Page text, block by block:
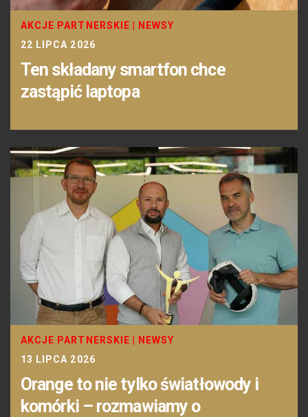
AKCJE PARTNERSKIE
NEWSY
22 LIPCA 2026
Ten składany smartfon chce
zastąpić laptopa
AKCJE PARTNERSKIE
NEWSY
13 LIPCA 2026
Orange to nie tylko światłowody i
komórki – rozmawiamy o